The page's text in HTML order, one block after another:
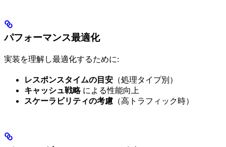
パフォーマンス最適化
実装を理解し最適化するために:
レスポンスタイムの目安 （処理タイプ別）
キャッシュ戦略による性能向上
スケーラビリティの考慮 （高トラフィック時）